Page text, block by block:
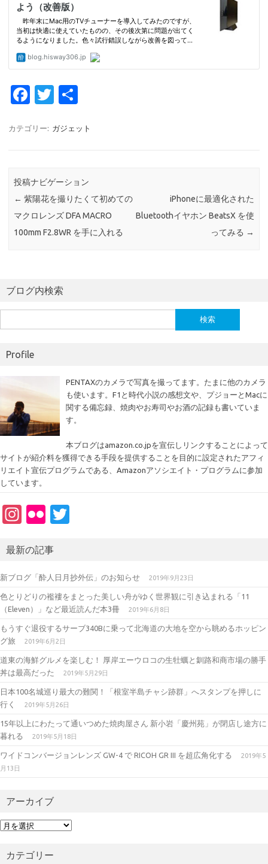
Fa
e
o
k
T
it
カテゴリー: ガジェット
投稿ナビゲーション
← 紫陽花を撮りたくて初めての
マクロレンズ DFA MACRO
100mm F2.8WR を手に入れる
iPhoneに最適化された
Bluetoothイヤホン BeatsX を使
ってみる →
ブログ内検索
索:
Profile
PENTAXのカメラで写真を撮ってます。たまに他のカメラ
も使います。F1と時代小説の感想文や、プジョーとMacに
関する備忘録、焼肉やお寿司やお酒の記録も書いていま
す。
本ブログはamazon.co.jpを宣伝しリンクすることによって
サイトが紹介料を獲得できる手段を提供することを目的に設定されたアフィ
リエイト宣伝プログラムである、Amazonアソシエイト・プログラムに参加
しています。
In
a
gr
a
m
Fl
kr
te
r
最新の記事
新ブログ「酔人日月抄外伝」のお知らせ 2019年9月23日
色とりどりの襤褸をまとった美しい舟がゆく世界観に引き込まれる「11
（Eleven）」など最近読んだ本3冊
2019年6月8日
もうすぐ退役するサーブ340Bに乗って北海道の大地を空から眺めるホッピン
グ旅
2019年6月2日
道東の海鮮グルメを楽しむ！ 厚岸エーウロコの生牡蠣と釧路和商市場の勝手
丼は最高だった
2019年5月29日
日本100名城巡り最大の難関！「根室半島チャシ跡群」へスタンプを押しに
行く
2019年5月26日
15年以上にわたって通いつめた焼肉屋さん 新小岩「慶州苑」が閉店し途方に
暮れる
2019年5月18日
ワイドコンバージョンレンズ GW-4 で RICOH GR III を超広角化する
2019年5
月13日
アーカイブ
ア
イカテゴリー